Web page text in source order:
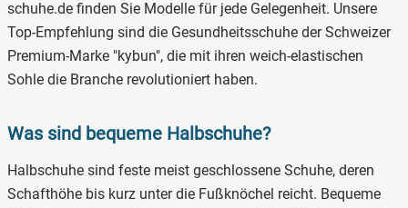
3. Halbschuhe für Sommer
4. Halbschuhe für den Winter
schuhe.de finden Sie Modelle für jede Gelegenheit. Unsere
Top-Empfehlung sind die Gesundheitsschuhe der Schweizer
Premium-Marke "kybun", die mit ihren weich-elastischen
Sohle die Branche revolutioniert haben.
Was sind bequeme Halbschuhe?
Halbschuhe sind feste meist geschlossene Schuhe, deren
Schafthöhe bis kurz unter die Fußknöchel reicht. Bequeme